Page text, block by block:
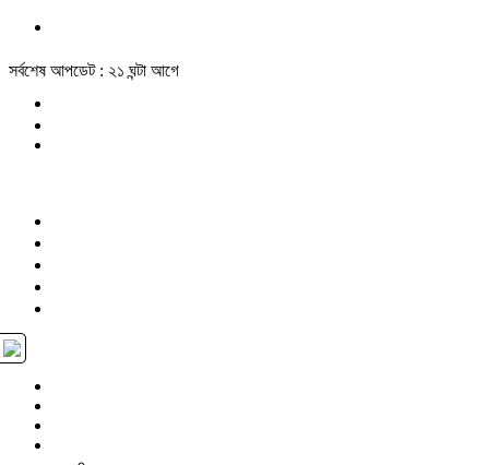
সর্বশেষ আপডেট : ২১ ঘন্টা আগে